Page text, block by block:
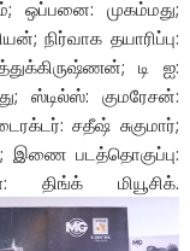
ஒப்பனை: முகம்மது;
நிர்வாக தயாரிப்பு:
டி ஐ:
ஸ்டில்ஸ்: குமரேசன்:
சதீஷ் சுகுமார்;
படத்தொகுப்பு:
மியூசிக்.